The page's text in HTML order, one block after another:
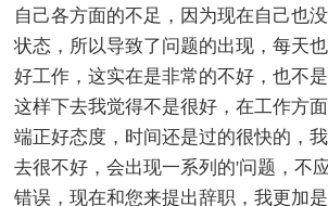
自己各方面的不足，因为现在自己也
状态，所以导致了问题的出现，每天
好工作，这实在是非常的不好，也不
这样下去我觉得不是很好，在工作方
端正好态度，时间还是过的很快的，
去很不好，会出现一系列的'问题，不
错误，现在和您来提出辞职，我更加